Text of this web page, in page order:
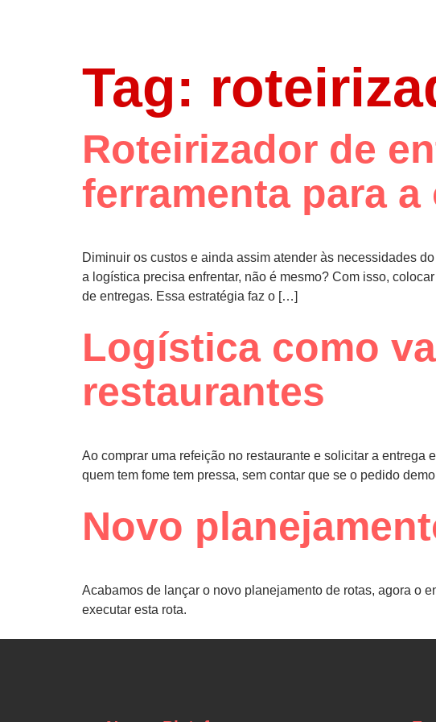
Tag:
Roteirizador de
ferramenta para
Diminuir os custos e ainda assim atender às necessidades
a logística precisa enfrentar, não é mesmo? Com isso,
de entregas. Essa estratégia faz o […]
Logística como
restaurantes
Ao comprar uma refeição no restaurante e solicitar a
quem tem fome tem pressa, sem contar que se o pedido
Novo
Acabamos de lançar o novo planejamento de rotas, agora o
executar esta rota.